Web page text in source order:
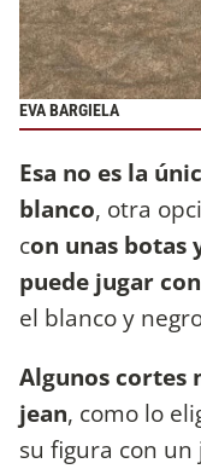
EVA BARGIELA
Esa no es la
blanco, otra
con unas botas
puede jugar
el blanco y
Algunos cortes
jean, como lo
su figura con